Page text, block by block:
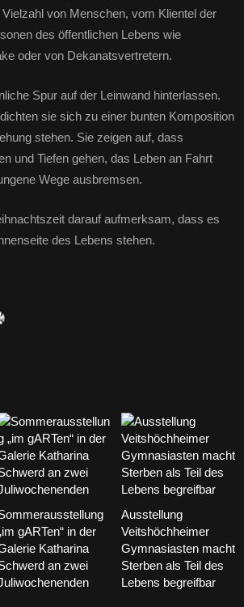
von Menschen, vom Klientel der
des öffentlichen Lebens wie
oder von Dekanatsvertretern.
Spur auf der Leinwand hinterlassen.
sie sich zu einer bunten Komposition
stehen. Sie zeigen auf, dass
und Tiefen gehen, das Leben an Fahrt
Wege ausbremsen.
darauf aufmerksam, dass es
des Lebens stehen.
gARTen“ in der
Katharina
an zwei
Ausstellung
Veitshöchheimer
Gymnasiasten macht
Sterben als Teil des
Lebens begreifbar